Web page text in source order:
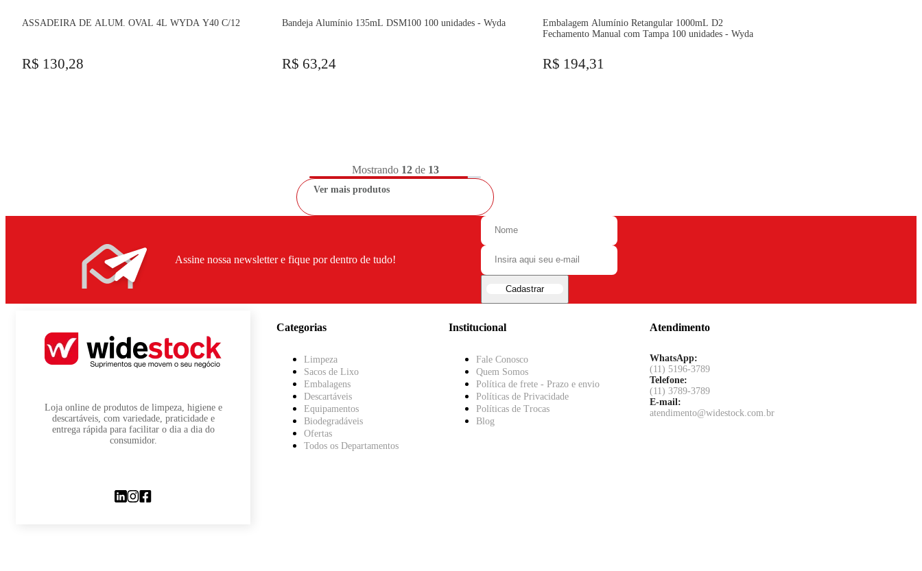
ASSADEIRA DE ALUM. OVAL 4L WYDA Y40 C/12
R$ 130,28
Bandeja Alumínio 135mL DSM100 100 unidades - Wyda
R$ 63,24
Embalagem Alumínio Retangular 1000mL D2
Fechamento Manual com Tampa 100 unidades - Wyda
R$ 194,31
Mostrando 12de 13
Ver mais produtos
Assine nossa newsletter e fique por dentro de tudo!
Cadastrar
Loja online de produtos de limpeza, higiene e
descartáveis, com variedade, praticidade e
entrega rápida para facilitar o dia a dia do
consumidor.
Categorias
Limpeza
Sacos de Lixo
Embalagens
Descartáveis
Equipamentos
Biodegradáveis
Ofertas
Todos os Departamentos
Institucional
Fale Conosco
Quem Somos
Política de frete - Prazo e envio
Políticas de Privacidade
Políticas de Trocas
Blog
Atendimento
WhatsApp:
(11) 5196-3789
Telefone:
(11) 3789-3789
E-mail:
atendimento@widestock.com.br